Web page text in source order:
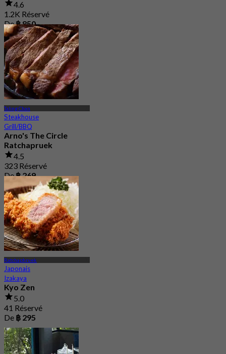
4.6
1.2K Réservé
De฿ 850
Taling Chan
Steakhouse
Grill/BBQ
Arno's The Circle
Ratchapruek
4.5
323 Réservé
De฿ 269
Ratchaphruek
Japonais
Izakaya
Kyo Zen
5.0
41 Réservé
De ฿ 295